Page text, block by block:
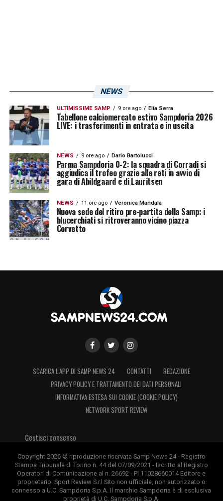
SEGUI GLI AGGIORNAMENTI DI
CALCIOMERCATO
LA PLAYLIST DELLE NOSTRE TOP NEWS
NEWS
ULTIMISSIME SAMP 9 ore ago Elia Serra
Tabellone calciomercato estivo Sampdoria 2026
LIVE: i trasferimenti in entrata e in uscita
NEWS 9 ore ago Dario Bartolucci
Parma Sampdoria 0-2: la squadra di Corradi si
aggiudica il trofeo grazie alle reti in avvio di
gara di Abildgaard e di Lauritsen
NEWS 11 ore ago Veronica Mandalà
Nuova sede del ritiro pre-partita della Samp: i
blucerchiati si ritroveranno vicino piazza
Corvetto
SCARICA L’APP DI SAMP NEWS 24 CONTATTI
REDAZIONE
PRIVACY POLICY E TRATTAMENTO DEI DATI PERSONALI
INFORMATIVA ESTESA SUI COOKIE (COOKIE POLICY)
NETWORK SPORT REVIEW
Gestisci consenso
Copyright 2026 © riproduzione riservata Samp News 24 - Registro
Stampa Tribunale di Torino n. 44 del 07/09/2021 - Iscritto al Registro
Operatori di Comunicazione al n. 26692 - PI 11028660014 Editore e
proprietario: Sport Review S.r.l Sito non ufficiale, non autorizzato o
connesso a U.C. Sampdoria S.p.A. Il marchio Sampdoria è di esclusiva
proprietà di U.C. Sampdoria S.p.A.